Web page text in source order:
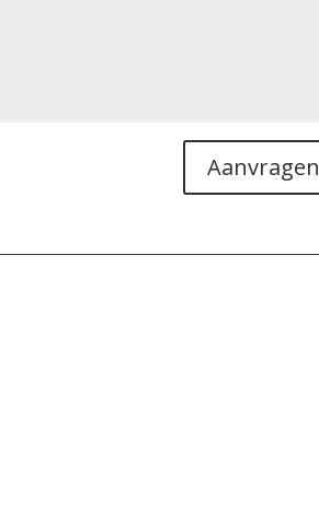
Aanvragen